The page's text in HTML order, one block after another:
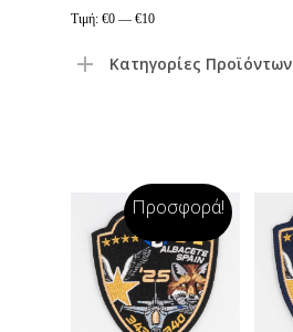
Τιμή: €0 — €10
Κατηγορίες Προϊόντων
Προσφορά!